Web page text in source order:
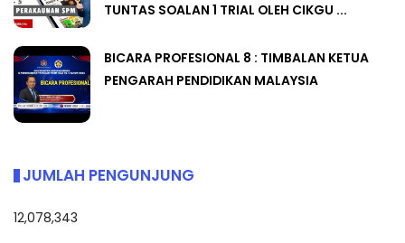
TUNTAS SOALAN 1 TRIAL OLEH CIKGU ...
BICARA PROFESIONAL 8 : TIMBALAN KETUA
PENGARAH PENDIDIKAN MALAYSIA
JUMLAH PENGUNJUNG
12,078,343